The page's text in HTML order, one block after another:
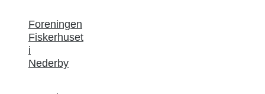
Foreningen
Fiskerhuset
i
Nederby